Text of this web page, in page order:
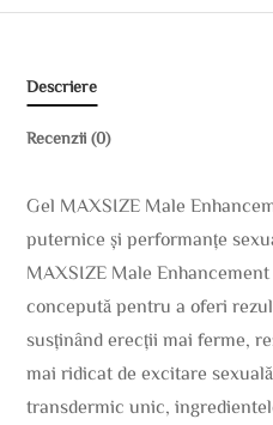
Descriere
Recenzii (0)
Gel MAXSIZE Male
puternice și performanțe
MAXSIZE Male
concepută pentru a oferi
susținând erecții mai ferme,
mai ridicat de excitare
transdermic unic,